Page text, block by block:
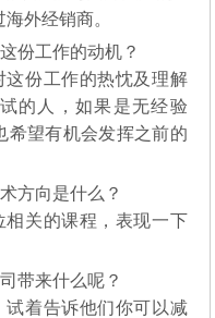
外经销商。
份工作的动机？
这份工作的热忱及理解
的人，如果是无经验
希望有机会发挥之前的
方向是什么？
相关的课程，表现一下
带来什么呢？
着告诉他们你可以减